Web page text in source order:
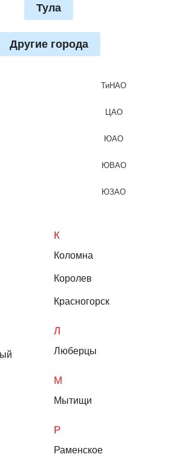
Тула
Другие города
ТиНАО
ЦАО
ЮАО
ЮВАО
ЮЗАО
К
Коломна
Королев
Красногорск
Л
Люберцы
М
Мытищи
Р
Раменское